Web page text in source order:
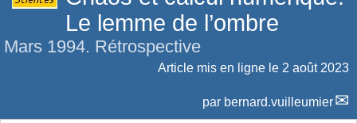
Le lemme de l’ombre
Mars 1994. Rétrospective
Article mis en ligne le 2 août 2023
par bernard.vuilleumier